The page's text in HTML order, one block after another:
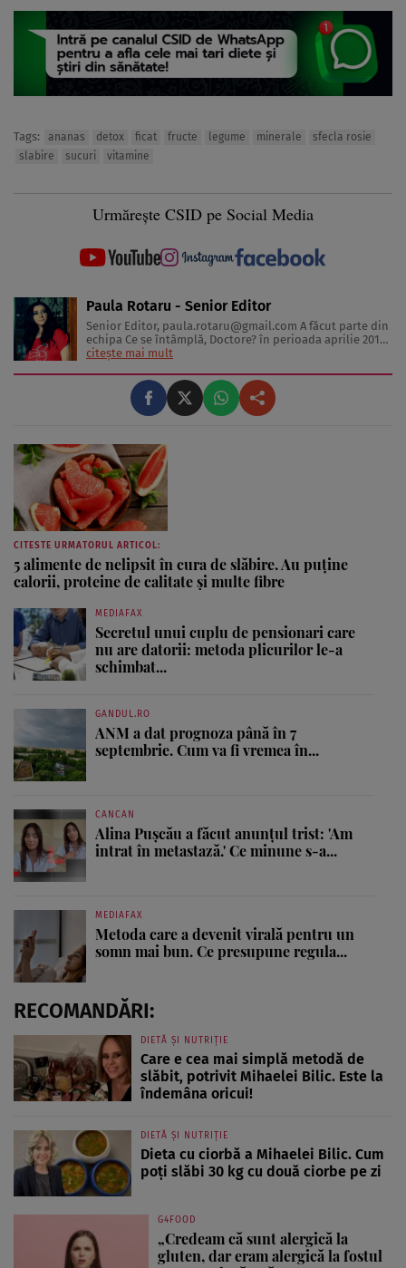
Tags: ananas detox ficat fructe legume minerale
sfecla rosie
slabire
sucuri vitamine
Urmărește CSID pe Social Media
Paula Rotaru - Senior Editor
Senior Editor, paula.rotaru@gmail.com
echipa Ce se întâmplă, Doctore? în perioada aprilie 2013-
decembrie 2023. Articolele sale cuprind informații despre
și sănătatea emoțională. Colaborări: Viața ...
citește mai mult
CITESTE URMATORUL ARTICOL:
5 alimente de nelipsit în cura de slăbire. Au puține
calorii, proteine de calitate și multe fibre
MEDIAFAX
Secretul unui cuplu de pensionari care
nu are datorii: metoda plicurilor le-a
schimbat...
GANDUL.RO
ANM a dat prognoza până în 7
septembrie. Cum va fi vremea în...
CANCAN
Alina Pușcău a făcut anunțul trist: 'Am
intrat în metastază.' Ce minune s-a...
MEDIAFAX
Metoda care a devenit virală pentru un
somn mai bun. Ce presupune regula...
RECOMANDĂRI:
DIETĂ ȘI NUTRIȚIE
Care e cea mai simplă metodă de
slăbit, potrivit Mihaelei Bilic. Este la
îndemâna oricui!
DIETĂ ȘI NUTRIȚIE
Dieta cu ciorbă a Mihaelei Bilic. Cum
poți slăbi 30 kg cu două ciorbe pe zi
G4FOOD
„Credeam că sunt alergică la
gluten, dar eram alergică la fostul